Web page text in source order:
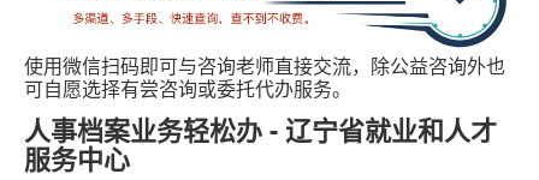
人才服务
留学和考研
案例
关于我们
使用微信扫码即可与咨询老师直接交流，除公益咨询外也
可自愿选择有尝咨询或委托代办服务。
人事档案业务轻松办 - 辽宁省就业和人才
服务中心